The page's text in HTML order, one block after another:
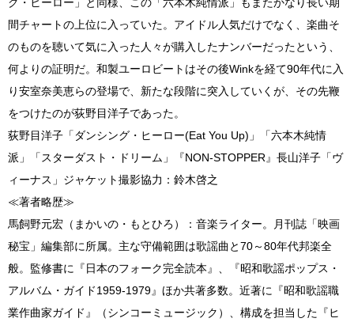
グ・ヒーロー」と同様、この「六本木純情派」もまたかなり長い期
間チャートの上位に入っていた。アイドル人気だけでなく、楽曲そ
のものを聴いて気に入った人々が購入したナンバーだったという、
何よりの証明だ。和製ユーロビートはその後Winkを経て90年代に入
り安室奈美恵らの登場で、新たな段階に突入していくが、その先鞭
をつけたのが荻野目洋子であった。
荻野目洋子「ダンシング・ヒーロー(Eat You Up)」「六本木純情
派」「スターダスト・ドリーム」『NON-STOPPER』長山洋子「ヴ
ィーナス」ジャケット撮影協力：鈴木啓之
≪著者略歴≫
馬飼野元宏（まかいの・もとひろ）：音楽ライター。月刊誌「映画
秘宝」編集部に所属。主な守備範囲は歌謡曲と70～80年代邦楽全
般。監修書に『日本のフォーク完全読本』、『昭和歌謡ポップス・
アルバム・ガイド1959-1979』ほか共著多数。近著に『昭和歌謡職
業作曲家ガイド』（シンコーミュージック）、構成を担当した『ヒ